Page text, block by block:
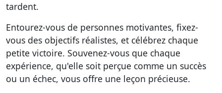
tardent.
Entourez-vous de personnes motivantes, fixez-
vous des objectifs réalistes, et célébrez chaque
petite victoire. Souvenez-vous que chaque
expérience, qu'elle soit perçue comme un succès
ou un échec, vous offre une leçon précieuse.